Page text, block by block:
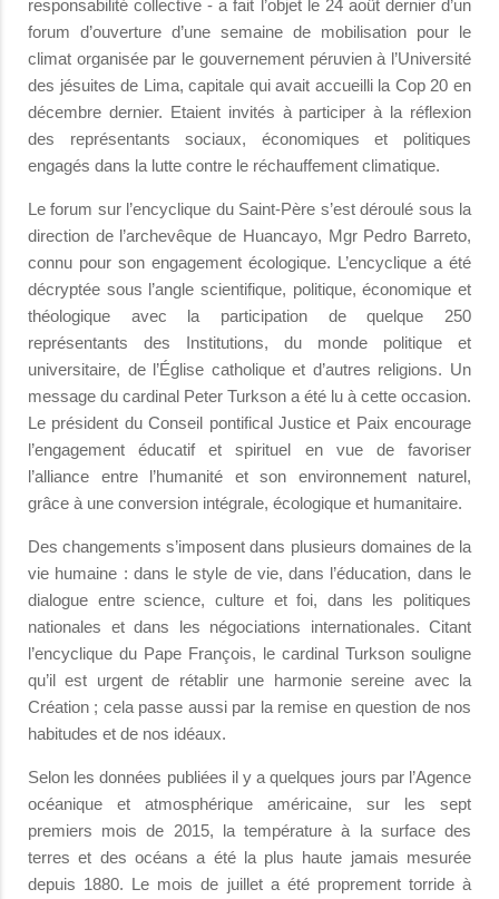
responsabilité collective - a fait l’objet le 24 août dernier d’un
forum d’ouverture d’une semaine de mobilisation pour le
climat organisée par le gouvernement péruvien à l’Université
des jésuites de Lima, capitale qui avait accueilli la Cop 20 en
décembre dernier. Etaient invités à participer à la réflexion
des représentants sociaux, économiques et politiques
engagés dans la lutte contre le réchauffement climatique.
Le forum sur l’encyclique du Saint-Père s’est déroulé sous la
direction de l’archevêque de Huancayo, Mgr Pedro Barreto,
connu pour son engagement écologique. L’encyclique a été
décryptée sous l’angle scientifique, politique, économique et
théologique avec la participation de quelque 250
représentants des Institutions, du monde politique et
universitaire, de l’Église catholique et d’autres religions. Un
message du cardinal Peter Turkson a été lu à cette occasion.
Le président du Conseil pontifical Justice et Paix encourage
l’engagement éducatif et spirituel en vue de favoriser
l’alliance entre l’humanité et son environnement naturel,
grâce à une conversion intégrale, écologique et humanitaire.
Des changements s’imposent dans plusieurs domaines de la
vie humaine : dans le style de vie, dans l’éducation, dans le
dialogue entre science, culture et foi, dans les politiques
nationales et dans les négociations internationales. Citant
l’encyclique du Pape François, le cardinal Turkson souligne
qu’il est urgent de rétablir une harmonie sereine avec la
Création ; cela passe aussi par la remise en question de nos
habitudes et de nos idéaux.
Selon les données publiées il y a quelques jours par l’Agence
océanique et atmosphérique américaine, sur les sept
premiers mois de 2015, la température à la surface des
terres et des océans a été la plus haute jamais mesurée
depuis 1880. Le mois de juillet a été proprement torride à